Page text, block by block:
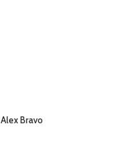
Alex Bravo